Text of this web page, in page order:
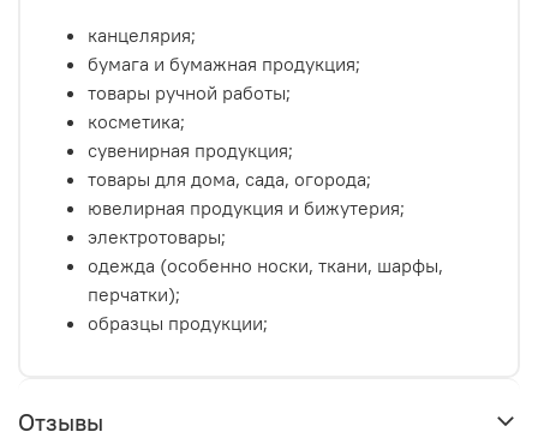
канцелярия;
бумага и бумажная продукция;
товары ручной работы;
косметика;
сувенирная продукция;
товары для дома, сада, огорода;
ювелирная продукция и бижутерия;
электротовары;
одежда (особенно носки, ткани, шарфы,
перчатки);
образцы продукции;
Отзывы